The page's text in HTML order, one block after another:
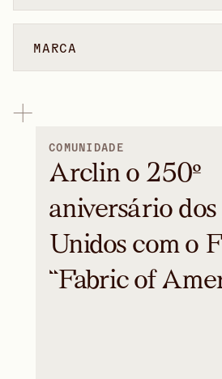
MARCA
COMUNIDADE
Arclin o 250º
aniversário
Unidos com o
“Fabric of